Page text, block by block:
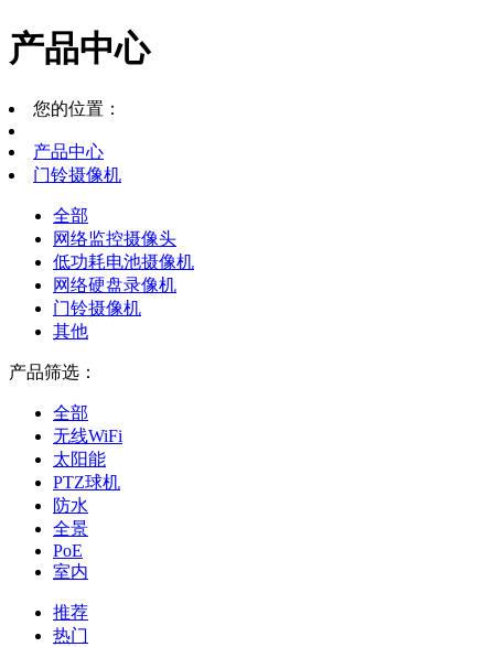
产品中心
您的位置：
产品中心
门铃摄像机
全部
网络监控摄像头
低功耗电池摄像机
网络硬盘录像机
门铃摄像机
其他
产品筛选：
全部
无线WiFi
太阳能
PTZ球机
防水
全景
PoE
室内
推荐
热门